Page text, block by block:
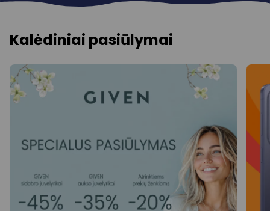
Kalėdiniai pasiūlymai